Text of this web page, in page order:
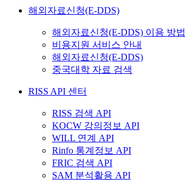
해외자료신청(E-DDS)
해외자료신청(E-DDS) 이용 방법
비용지원 서비스 안내
해외자료신청(E-DDS)
중국대학 자료 검색
RISS API 센터
RISS 검색 API
KOCW 강의정보 API
WILL 연계 API
Rinfo 통계정보 API
FRIC 검색 API
SAM 분석활용 API